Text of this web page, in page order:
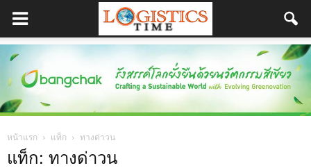
หน้าแรก แท็ก ทางด่าวน
แท็ก: ทางด่าวน